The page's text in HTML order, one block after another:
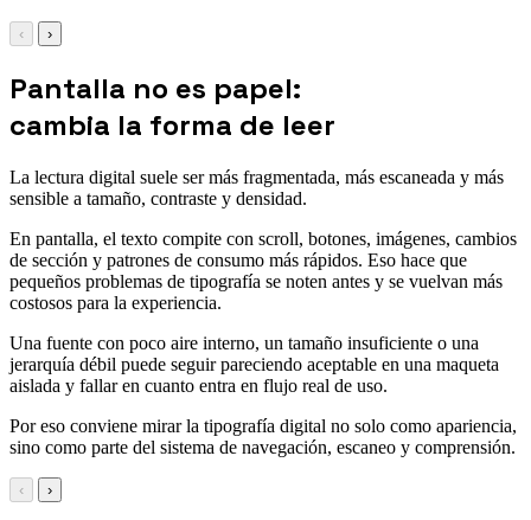
‹ ›
Pantalla no es papel:
cambia la forma de leer
La lectura digital suele ser más fragmentada, más escaneada y más
sensible a tamaño, contraste y densidad.
En pantalla, el texto compite con scroll, botones, imágenes, cambios
de sección y patrones de consumo más rápidos. Eso hace que
pequeños problemas de tipografía se noten antes y se vuelvan más
costosos para la experiencia.
Una fuente con poco aire interno, un tamaño insuficiente o una
jerarquía débil puede seguir pareciendo aceptable en una maqueta
aislada y fallar en cuanto entra en flujo real de uso.
Por eso conviene mirar la tipografía digital no solo como apariencia,
sino como parte del sistema de navegación, escaneo y comprensión.
‹ ›